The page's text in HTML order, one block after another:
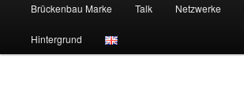
Brückenbau Marke Talk Netzwerke
Hintergrund